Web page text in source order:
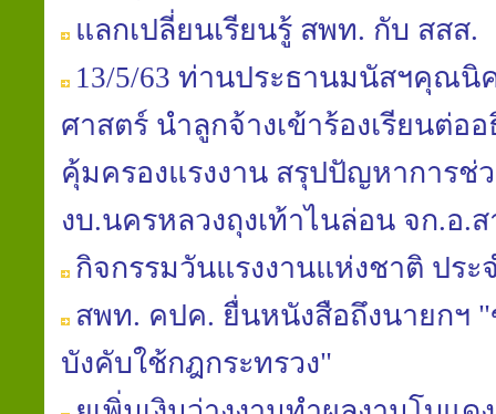
แลกเปลี่ยนเรียนรู้ สพท. กับ สสส.
13/5/63 ท่านประธานมนัสฯคุณ
ศาสตร์ นำลูกจ้างเข้าร้องเรียนต่อ
คุ้มครองแรงงาน สรุปปัญหาการช่
งบ.นครหลวงถุงเท้าไนล่อน จก.อ.
กิจกรรมวันแรงงานแห่งชาติ ประ
สพท. คปค. ยื่นหนังสือถึงนายกฯ "
บังคับใช้กฎกระทรวง"